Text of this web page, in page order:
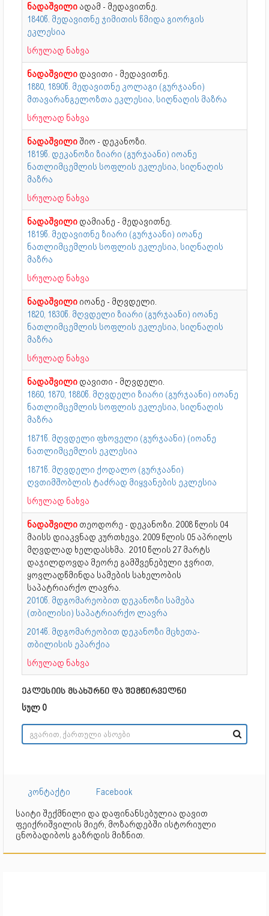
ნადაშვილი ადამ - მედავითნე.
1840წ. მედავითნე ჯიმითის წმიდა გიორგის
ეკლესია
სრულად ნახვა
ნადაშვილი დავითი - მედავითნე.
1880, 1890წ. მედავითნე კოლაგი (გურჯაანი)
მთავარანგელოზთა ეკლესია, სიღნაღის მაზრა
სრულად ნახვა
ნადაშვილი შიო - დეკანოზი.
1819წ. დეკანოზი ზიარი (გურჯაანი) იოანე
ნათლიმცემლის სოფლის ეკლესია, სიღნაღის
მაზრა
სრულად ნახვა
ნადაშვილი დამიანე - მედავითნე.
1819წ. მედავითნე ზიარი (გურჯაანი) იოანე
ნათლიმცემლის სოფლის ეკლესია, სიღნაღის
მაზრა
სრულად ნახვა
ნადაშვილი იოანე - მღვდელი.
1820, 1830წ. მღვდელი ზიარი (გურჯაანი) იოანე
ნათლიმცემლის სოფლის ეკლესია, სიღნაღის
მაზრა
სრულად ნახვა
ნადაშვილი დავითი - მღვდელი.
1860, 1870, 1880წ. მღვდელი ზიარი (გურჯაანი) იოანე
ნათლიმცემლის სოფლის ეკლესია, სიღნაღის
მაზრა
1871წ. მღვდელი ფხოველი (გურჯაანი) (იოანე
ნათლიმცემლის ეკლესია
1871წ. მღვდელი ქოდალო (გურჯაანი)
ღვთიმშობლის ტაძრად მიყვანების ეკლესია
სრულად ნახვა
ნადაშვილი თეოდორე - დეკანოზი. 2008 წლის 04
მაისს დიაკვნად კურთხევა. 2009 წლის 05 აპრილს
მღვდლად ხელდასხმა. 2010 წლის 27 მარტს
დაჯილდოვდა მეორე გამშვენებული ჯვრით,
ყოვლადწმინდა სამების სახელობის
საპატრიარქო ლავრა.
2010წ. მდგომარეობით დეკანოზი სამება
(თბილისი) საპატრიარქო ლავრა
2014წ. მდგომარეობით დეკანოზი მცხეთა-
თბილისის ეპარქია
სრულად ნახვა
ეკლესიის მსახურნი და შემწირველნი
სულ 0
კონტაქტი
Facebook
საიტი შექმნილი და დაფინანსებულია დავით
ფეიქრიშვილის მიერ, მოზარდებში ისტორიული
ცნობადიბოს გაზრდის მიზნით.